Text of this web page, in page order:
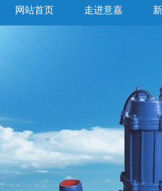
网站首页 走进意嘉